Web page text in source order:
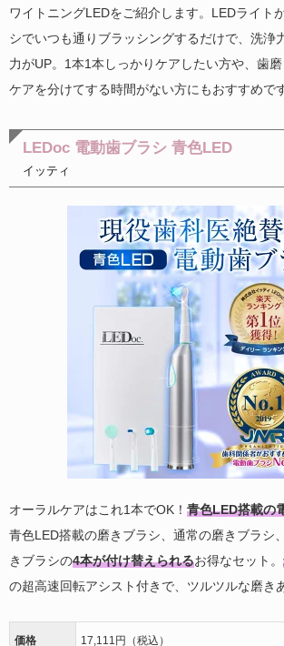
ワイトニングLEDをご紹介します。LEDライト
シでいつも通りブラッシングするだけで、洗浄
力がUP。1本1本しっかりケアしたい方や、歯
ケアを分けてする時間がない方にもおすすめです
LEDoc 電動歯ブラシ 青色LED
イッティ
オーラルケアはこれ1本でOK！ 青色LED搭載の
青色LED搭載の磨きブラシ、通常の磨きブラシ
きブラシの4本が付け替えられるお得なセット。
の超高速回転アシスト付きで、ツルツルな磨き
価格 17,111円（税込）